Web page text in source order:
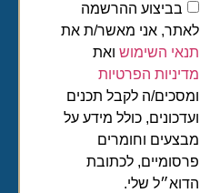
בביצוע ההרשמה
לאתר, אני מאשר/ת את
תנאי השימושואת
מדיניות הפרטיות
ומסכים/ה לקבל תכנים
ועדכונים, כולל מידע על
מבצעים וחומרים
פרסומיים, לכתובת
הדוא״ל שלי.